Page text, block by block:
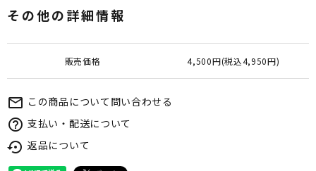
その他の詳細情報
販売価格 4,500円(税込4,950円)
mail_outline この商品について問い合わせる
help_outline 支払い・配送について
settings_backup_restore 返品について